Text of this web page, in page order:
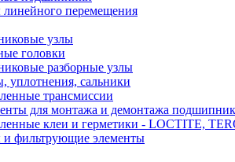
перемещения
узлы
головки
разборные узлы
уплотнения, сальники
трансмиссии
для монтажа и демонтажа
клеи и герметики - LOCTITE,
фильтрующие элементы